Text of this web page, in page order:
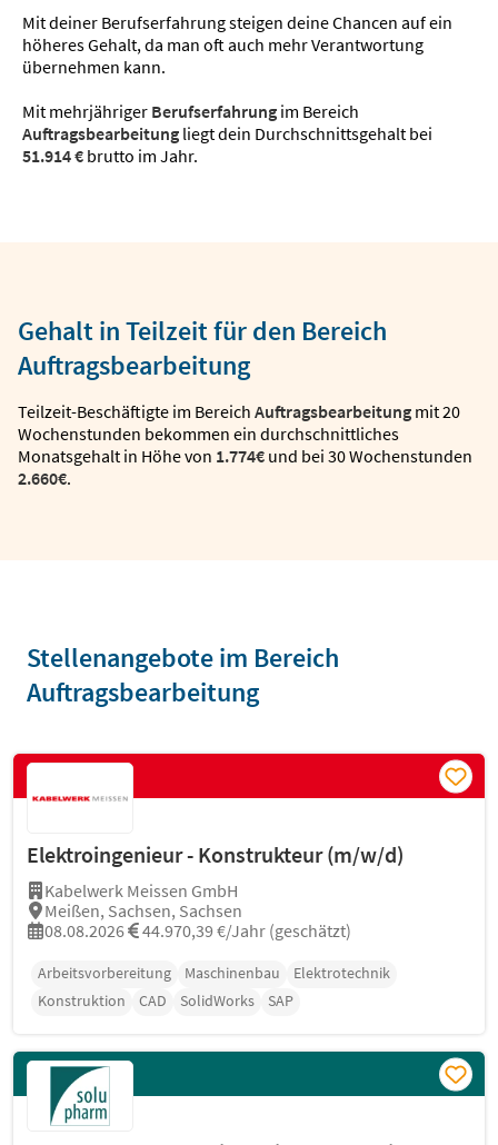
Mit deiner Berufserfahrung steigen deine Chancen auf ein
höheres Gehalt, da man oft auch mehr Verantwortung
übernehmen kann.
Mit mehrjähriger Berufserfahrung im Bereich
Auftragsbearbeitung liegt dein Durchschnittsgehalt bei
51.914 € brutto im Jahr.
Gehalt in Teilzeit für den Bereich
Auftragsbearbeitung
Teilzeit-Beschäftigte im Bereich Auftragsbearbeitung mit 20
Wochenstunden bekommen ein durchschnittliches
Monatsgehalt in Höhe von 1.774€ und bei 30 Wochenstunden
2.660€.
Stellenangebote im Bereich
Auftragsbearbeitung
Elektroingenieur - Konstrukteur (m/w/d)
Kabelwerk Meissen GmbH
Meißen, Sachsen, Sachsen
08.08.2026
44.970,39 €/Jahr (geschätzt)
Arbeitsvorbereitung Maschinenbau
Elektrotechnik
Konstruktion
CAD SolidWorks SAP